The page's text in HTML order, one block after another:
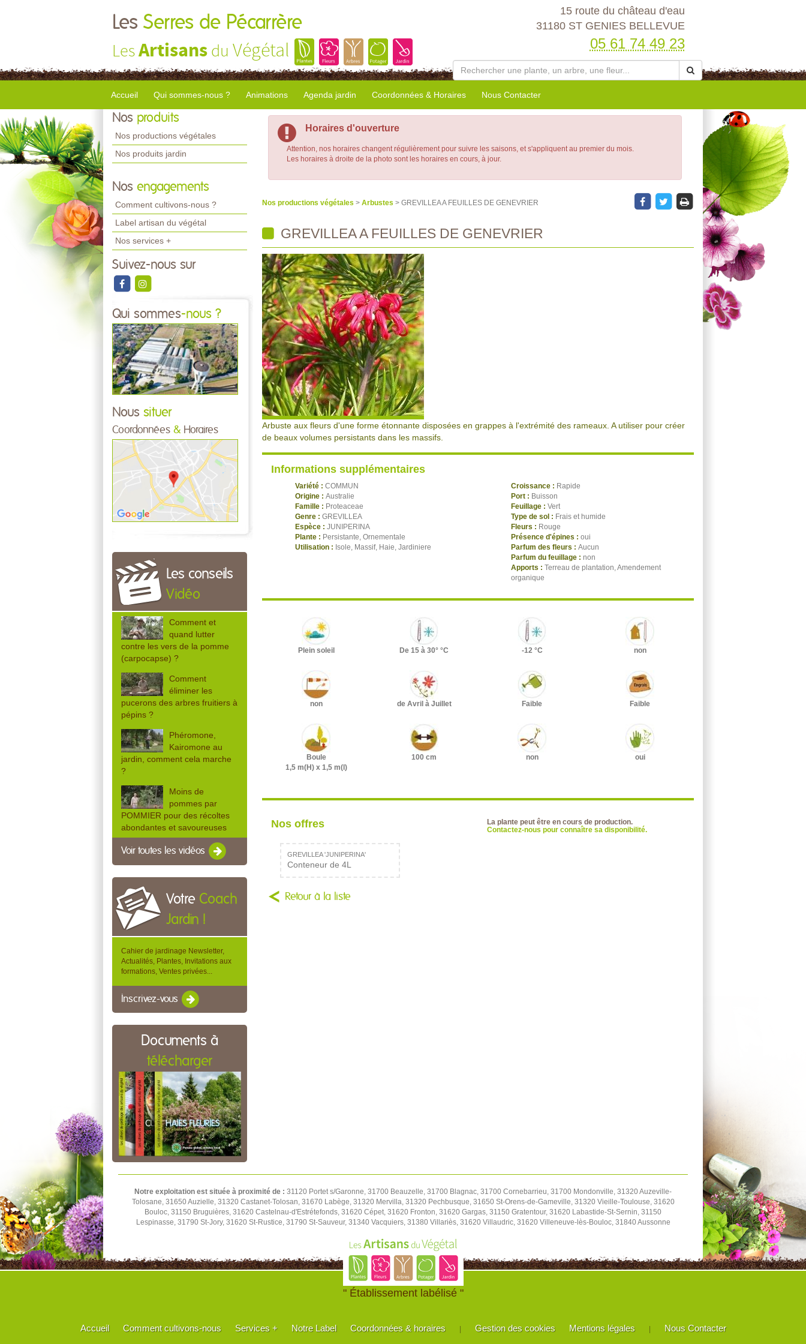
Les Serres de Pécarrère
LesArtisans du Végétal
15 route du château d'eau
31180 ST GENIES BELLEVUE
05 61 74 49 23
Accueil Qui sommes-nous ? Animations Agenda jardin Coordonnées & Horaires Nous Contacter
Nos produits
Nos productions végétales
Nos produits jardin
Nos engagements
Comment cultivons-nous ?
Label artisan du végétal
Nos services +
Suivez-nous sur
Qui sommes-nous ?
Nous situer
Coordonnées & Horaires
Les conseils
Vidéo
Comment et
quand lutter
contre les vers de la pomme
(carpocapse) ?
Comment
éliminer les
pucerons des arbres fruitiers à
pépins ?
Phéromone,
Kairomone au
jardin, comment cela marche
?
Moins de
pommes par
POMMIER pour des récoltes
abondantes et savoureuses
Voir toutes les vidéos
Votre Coach
Jardin !
Cahier de jardinage Newsletter,
Actualités, Plantes, Invitations aux
formations, Ventes privées...
Inscrivez-vous
Documents à
télécharger
Horaires d'ouverture
Attention, nos horaires changent régulièrement pour suivre les saisons, et s'appliquent au premier du mois.
Les horaires à droite de la photo sont les horaires en cours, à jour.
Nos productions végétales > Arbustes > GREVILLEA A FEUILLES DE GENEVRIER
GREVILLEA A FEUILLES DE GENEVRIER
Arbuste aux fleurs d'une forme étonnante disposées en grappes à l'extrémité des rameaux. A utiliser pour créer
de beaux volumes persistants dans les massifs.
Informations supplémentaires
Variété : COMMUN
Origine : Australie
Famille : Proteaceae
Genre : GREVILLEA
Espèce : JUNIPERINA
Plante : Persistante, Ornementale
Utilisation : Isole, Massif, Haie, Jardiniere
Croissance : Rapide
Port : Buisson
Feuillage : Vert
Type de sol : Frais et humide
Fleurs : Rouge
Présence d'épines : oui
Parfum des fleurs : Aucun
Parfum du feuillage : non
Apports : Terreau de plantation, Amendement
organique
Plein soleil De 15 à 30° °C -12 °C non
non de Avril à Juillet Faible Faible
Boule
1,5 m(H) x 1,5 m(l)
100 cm non oui
Nos offres
La plante peut être en cours de production.
Contactez-nous pour connaître sa disponibilité.
GREVILLEA 'JUNIPERINA'
Conteneur de 4L
Retour à la liste
Notre exploitation est située à proximité de : 31120 Portet s/Garonne, 31700 Beauzelle, 31700 Blagnac, 31700 Cornebarrieu, 31700 Mondonville, 31320 Auzeville-
Tolosane, 31650 Auzielle, 31320 Castanet-Tolosan, 31670 Labège, 31320 Mervilla, 31320 Pechbusque, 31650 St-Orens-de-Gameville, 31320 Vieille-Toulouse, 31620
Bouloc, 31150 Bruguières, 31620 Castelnau-d'Estrétefonds, 31620 Cépet, 31620 Fronton, 31620 Gargas, 31150 Gratentour, 31620 Labastide-St-Sernin, 31150
Lespinasse, 31790 St-Jory, 31620 St-Rustice, 31790 St-Sauveur, 31340 Vacquiers, 31380 Villariès, 31620 Villaudric, 31620 Villeneuve-lès-Bouloc, 31840 Aussonne
" Établissement labélisé "
Accueil Comment cultivons-nous Services + Notre Label Coordonnées & horaires Gestion des cookies Mentions légales Nous Contacter